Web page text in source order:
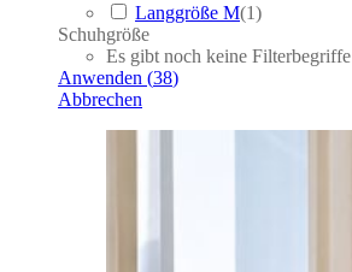
Langgröße M(1)
Schuhgröße
Es gibt noch keine Filterbegriffe
Anwenden (38)
Abbrechen